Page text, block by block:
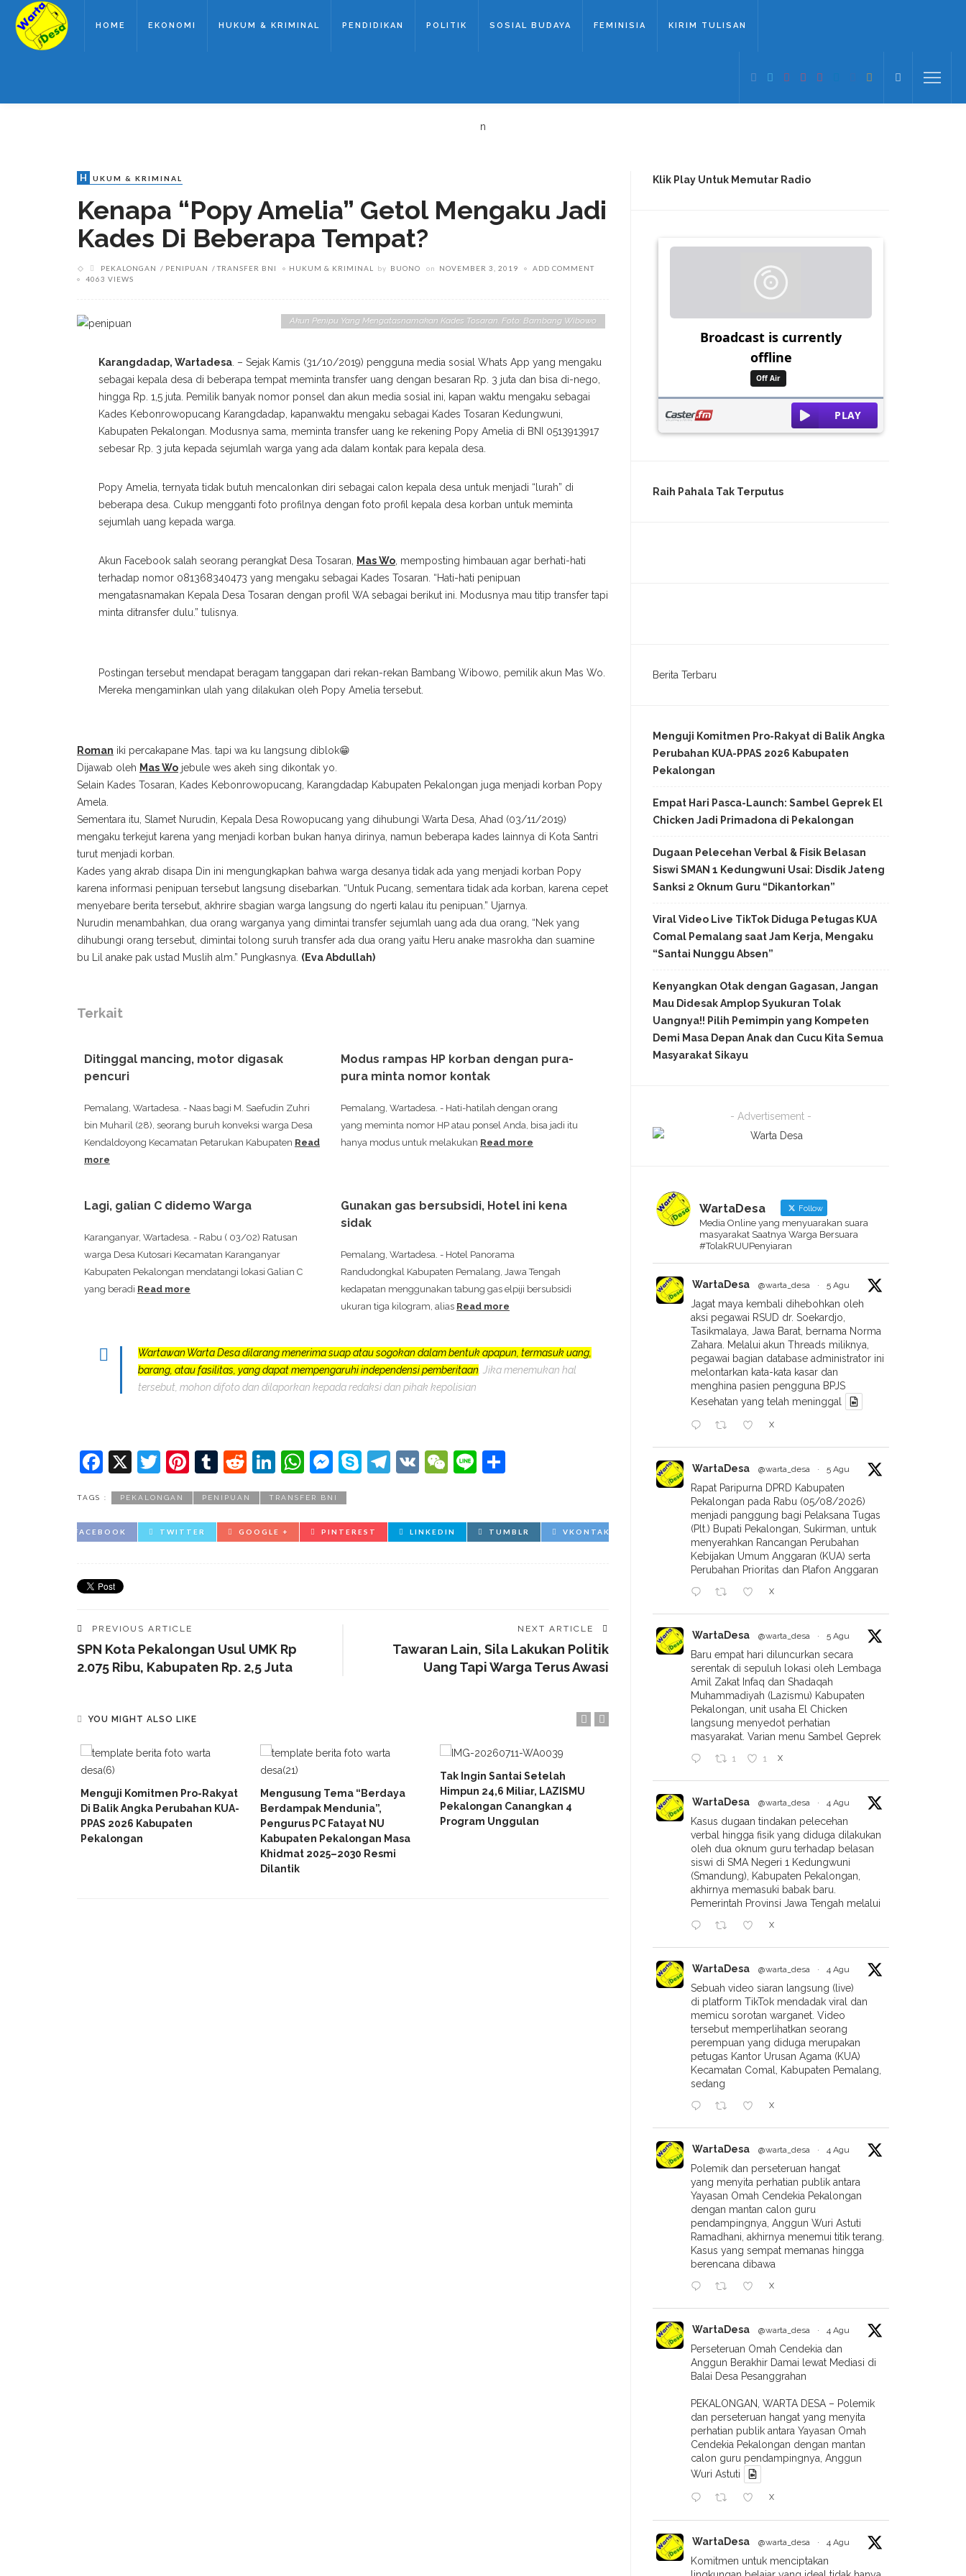
HOME EKONOMI HUKUM & KRIMINAL PENDIDIKAN POLITIK SOSIAL BUDAYA FEMINISIA KIRIM TULISAN
n
H UKUM & KRIMINAL
Kenapa “Popy Amelia” Getol Mengaku Jadi
Kades Di Beberapa Tempat?
PEKALONGAN PENIPUAN TRANSFER BNI HUKUM & KRIMINAL by BUONO on NOVEMBER 3, 2019
ADD COMMENT
4063 VIEWS
Akun Penipu Yang Mengatasnamakan Kades Tosaran. Foto: Bambang Wibowo
Karangdadap, Wartadesa. – Sejak Kamis (31/10/2019) pengguna media sosial Whats App yang mengaku
sebagai kepala desa di beberapa tempat meminta transfer uang dengan besaran Rp. 3 juta dan bisa di-nego,
hingga Rp. 1,5 juta. Pemilik banyak nomor ponsel dan akun media sosial ini, kapan waktu mengaku sebagai
Kades Kebonrowopucang Karangdadap, kapanwaktu mengaku sebagai Kades Tosaran Kedungwuni,
Kabupaten Pekalongan. Modusnya sama, meminta transfer uang ke rekening Popy Amelia di BNI 0513913917
sebesar Rp. 3 juta kepada sejumlah warga yang ada dalam kontak para kepala desa.
Popy Amelia, ternyata tidak butuh mencalonkan diri sebagai calon kepala desa untuk menjadi “lurah” di
beberapa desa. Cukup mengganti foto profilnya dengan foto profil kepala desa korban untuk meminta
sejumlah uang kepada warga.
Akun Facebook salah seorang perangkat Desa Tosaran, Mas Wo, memposting himbauan agar berhati-hati
terhadap nomor 081368340473 yang mengaku sebagai Kades Tosaran. “Hati-hati penipuan
mengatasnamakan Kepala Desa Tosaran dengan profil WA sebagai berikut ini. Modusnya mau titip transfer tapi
minta ditransfer dulu.” tulisnya.
Postingan tersebut mendapat beragam tanggapan dari rekan-rekan Bambang Wibowo, pemilik akun Mas Wo.
Mereka mengaminkan ulah yang dilakukan oleh Popy Amelia tersebut.
Roman iki percakapane Mas. tapi wa ku langsung diblok😁
Dijawab oleh Mas Wo jebule wes akeh sing dikontak yo.
Selain Kades Tosaran, Kades Kebonrowopucang, Karangdadap Kabupaten Pekalongan juga menjadi korban Popy
Amela.
Sementara itu, Slamet Nurudin, Kepala Desa Rowopucang yang dihubungi Warta Desa, Ahad (03/11/2019)
mengaku terkejut karena yang menjadi korban bukan hanya dirinya, namun beberapa kades lainnya di Kota Santri
turut menjadi korban.
Kades yang akrab disapa Din ini mengungkapkan bahwa warga desanya tidak ada yang menjadi korban Popy
karena informasi penipuan tersebut langsung disebarkan. “Untuk Pucang, sementara tidak ada korban, karena cepet
menyebare berita tersebut, akhrire sbagian warga langsung do ngerti kalau itu penipuan.” Ujarnya.
Nurudin menambahkan, dua orang warganya yang dimintai transfer sejumlah uang ada dua orang, “Nek yang
dihubungi orang tersebut, dimintai tolong suruh transfer ada dua orang yaitu Heru anake masrokha dan suamine
bu Lil anake pak ustad Muslih alm.” Pungkasnya. (Eva Abdullah)
Terkait
Ditinggal mancing, motor digasak
pencuri
Pemalang, Wartadesa. - Naas bagi M. Saefudin Zuhri
bin Muharil (28), seorang buruh konveksi warga Desa
Kendaldoyong Kecamatan Petarukan Kabupaten Read
more
Modus rampas HP korban dengan pura-
pura minta nomor kontak
Pemalang, Wartadesa. - Hati-hatilah dengan orang
yang meminta nomor HP atau ponsel Anda, bisa jadi itu
hanya modus untuk melakukan Read more
Lagi, galian C didemo Warga
Karanganyar, Wartadesa. - Rabu ( 03/02) Ratusan
warga Desa Kutosari Kecamatan Karanganyar
Kabupaten Pekalongan mendatangi lokasi Galian C
yang beradi Read more
Gunakan gas bersubsidi, Hotel ini kena
sidak
Pemalang, Wartadesa. - Hotel Panorama
Randudongkal Kabupaten Pemalang, Jawa Tengah
kedapatan menggunakan tabung gas elpiji bersubsidi
ukuran tiga kilogram, alias Read more
Wartawan Warta Desa dilarang menerima suap atau sogokan dalam bentuk apapun, termasuk uang,
barang, atau fasilitas, yang dapat mempengaruhi independensi pemberitaan. Jika menemukan hal
tersebut, mohon difoto dan dilaporkan kepada redaksi dan pihak kepolisian
Facebook
X Twitter
Pinterest
Tumblr
Reddit
LinkedIn
WhatsApp
Messenger
Skype
Telegram
VK WeChat
Line
TAGS : PEKALONGAN PENIPUAN TRANSFER BNI
FACEBOOK TWITTER GOOGLE + PINTEREST LINKEDIN TUMBLR VKONTAKTE
PREVIOUS ARTICLE
SPN Kota Pekalongan Usul UMK Rp
2.075 Ribu, Kabupaten Rp. 2,5 Juta
NEXT ARTICLE
Tawaran Lain, Sila Lakukan Politik
Uang Tapi Warga Terus Awasi
YOU MIGHT ALSO LIKE
Menguji Komitmen Pro-Rakyat
Di Balik Angka Perubahan KUA-
PPAS 2026 Kabupaten
Pekalongan
Mengusung Tema “Berdaya
Berdampak Mendunia”,
Pengurus PC Fatayat NU
Kabupaten Pekalongan Masa
Khidmat 2025–2030 Resmi
Dilantik
Tak Ingin Santai Setelah
Himpun 24,6 Miliar, LAZISMU
Pekalongan Canangkan 4
Program Unggulan
KAP Abdul Hamid Dan Rekan
Audit Laporan Keuangan
LAZISMU Pekalongan Tahun
Babak Baru
Klik Play Untuk Memutar Radio
Raih Pahala Tak Terputus
Berita Terbaru
Menguji Komitmen Pro-Rakyat di Balik Angka
Perubahan KUA-PPAS 2026 Kabupaten
Pekalongan
Empat Hari Pasca-Launch: Sambel Geprek El
Chicken Jadi Primadona di Pekalongan
Dugaan Pelecehan Verbal & Fisik Belasan
Siswi SMAN 1 Kedungwuni Usai: Disdik Jateng
Sanksi 2 Oknum Guru “Dikantorkan”
Viral Video Live TikTok Diduga Petugas KUA
Comal Pemalang saat Jam Kerja, Mengaku
“Santai Nunggu Absen”
Kenyangkan Otak dengan Gagasan, Jangan
Mau Didesak Amplop Syukuran Tolak
Uangnya!! Pilih Pemimpin yang Kompeten
Demi Masa Depan Anak dan Cucu Kita Semua
Masyarakat Sikayu
- Advertisement -
WartaDesa Follow
Media Online yang menyuarakan suara
masyarakat Saatnya Warga Bersuara
#TolakRUUPenyiaran
WartaDesa @warta_desa · 5 Agu
Jagat maya kembali dihebohkan oleh
aksi pegawai RSUD dr. Soekardjo,
Tasikmalaya, Jawa Barat, bernama Norma
Zahara. Melalui akun Threads miliknya,
pegawai bagian database administrator ini
melontarkan kata-kata kasar dan
menghina pasien pengguna BPJS
Kesehatan yang telah meninggal
X
WartaDesa @warta_desa · 5 Agu
Rapat Paripurna DPRD Kabupaten
Pekalongan pada Rabu (05/08/2026)
menjadi panggung bagi Pelaksana Tugas
(Plt.) Bupati Pekalongan, Sukirman, untuk
menyerahkan Rancangan Perubahan
Kebijakan Umum Anggaran (KUA) serta
Perubahan Prioritas dan Plafon Anggaran
X
WartaDesa @warta_desa · 5 Agu
Baru empat hari diluncurkan secara
serentak di sepuluh lokasi oleh Lembaga
Amil Zakat Infaq dan Shadaqah
Muhammadiyah (Lazismu) Kabupaten
Pekalongan, unit usaha El Chicken
langsung menyedot perhatian
masyarakat. Varian menu Sambel Geprek
1 1 X
WartaDesa @warta_desa · 4 Agu
Kasus dugaan tindakan pelecehan
verbal hingga fisik yang diduga dilakukan
oleh dua oknum guru terhadap belasan
siswi di SMA Negeri 1 Kedungwuni
(Smandung), Kabupaten Pekalongan,
akhirnya memasuki babak baru.
Pemerintah Provinsi Jawa Tengah melalui
X
WartaDesa @warta_desa · 4 Agu
Sebuah video siaran langsung (live)
di platform TikTok mendadak viral dan
memicu sorotan warganet. Video
tersebut memperlihatkan seorang
perempuan yang diduga merupakan
petugas Kantor Urusan Agama (KUA)
Kecamatan Comal, Kabupaten Pemalang,
sedang
X
WartaDesa @warta_desa · 4 Agu
Polemik dan perseteruan hangat
yang menyita perhatian publik antara
Yayasan Omah Cendekia Pekalongan
dengan mantan calon guru
pendampingnya, Anggun Wuri Astuti
Ramadhani, akhirnya menemui titik terang.
Kasus yang sempat memanas hingga
berencana dibawa
X
WartaDesa @warta_desa · 4 Agu
Perseteruan Omah Cendekia dan
Anggun Berakhir Damai lewat Mediasi di
Balai Desa Pesanggrahan
PEKALONGAN, WARTA DESA – Polemik
dan perseteruan hangat yang menyita
perhatian publik antara Yayasan Omah
Cendekia Pekalongan dengan mantan
calon guru pendampingnya, Anggun
Wuri Astuti
X
WartaDesa @warta_desa · 4 Agu
Komitmen untuk menciptakan